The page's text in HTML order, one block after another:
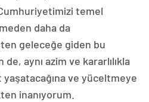
temel
daha da
geleceğe giden bu
aynı azim ve kararlılıkla
ve yüceltmeye
inanıyorum.